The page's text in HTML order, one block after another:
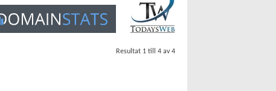
Resultat 1 till 4 av 4